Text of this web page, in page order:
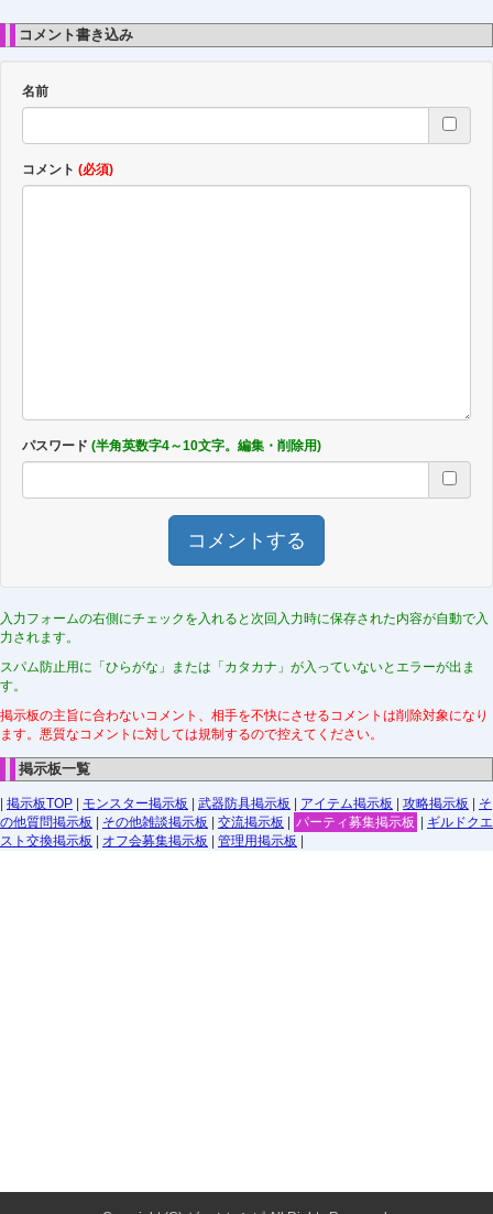
コメント書き込み
名前
コメント (必須)
パスワード (半角英数字4～10文字。編集・削除用)
コメントする
入力フォームの右側にチェックを入れると次回入力時に保存された内容が自動で入
力されます。
スパム防止用に「ひらがな」または「カタカナ」が入っていないとエラーが出ま
す。
掲示板の主旨に合わないコメント、相手を不快にさせるコメントは削除対象になり
ます。悪質なコメントに対しては規制するので控えてください。
掲示板一覧
掲示板TOP モンスター掲示板 武器防具掲示板 アイテム掲示板 攻略掲示板
そ
の他質問掲示板
その他雑談掲示板 交流掲示板 パーティ募集掲示板
ギルドクエ
スト交換掲示板
オフ会募集掲示板 管理用掲示板